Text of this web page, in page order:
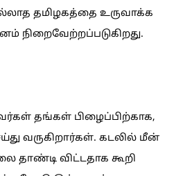
தமிழகத்தை உருவாக்க
நிறைவேற்றப்படுகிறது.
தங்கள் பிழைப்பிற்காக,
வருகிறார்கள். கடலில் மீன்
தாண்டி விட்டதாக கூறி